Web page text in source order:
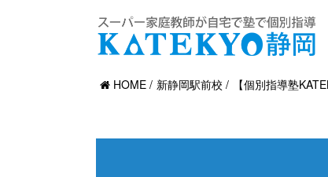
HOME 新静岡駅前校 【個別指導塾